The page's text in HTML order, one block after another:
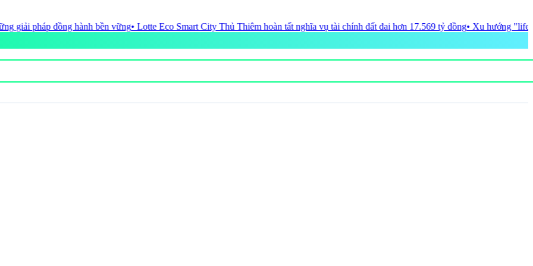
Eco Smart City Thủ Thiêm hoàn tất nghĩa vụ tài chính đất đai hơn 17.569 tỷ đồng• Xu hướng "lifestyle destination" mở ra diện mạo mới